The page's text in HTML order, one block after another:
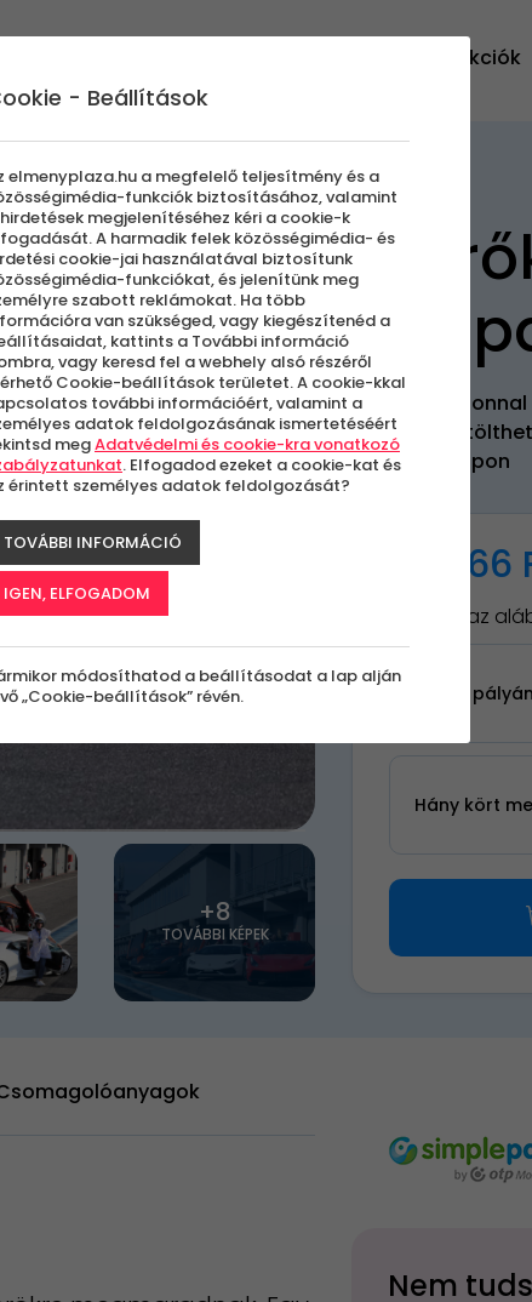
Akciók
+8
TOVÁBBI KÉPEK
Azonnal
kupon
92
Válassz az
Melyik
Hány kört
Nem
- Beállítások
elmenyplaza.hu a megfelelő teljesítmény és a
funkciók biztosításához, valamint
megjelenítéséhez kéri a cookie-k
A harmadik felek közösségimédia- és
cookie-jai használatával biztosítunk
funkciókat, és jelenítünk meg
szabott reklámokat. Ha több
van szükséged, vagy kiegészítenéd a
kattints a További információ
vagy keresd fel a webhely alsó részéről
Cookie-beállítások területet. A cookie-kkal
további információért, valamint a
adatok feldolgozásának ismertetéséért
megAdatvédelmi és cookie-kra vonatkozó
. Elfogadod ezeket a cookie-kat és
érintett személyes adatok feldolgozását?
TOVÁBBI INFORMÁCIÓ
IGEN, ELFOGADOM
módosíthatod a beállításodat a lap alján
„Cookie-beállítások” révén.